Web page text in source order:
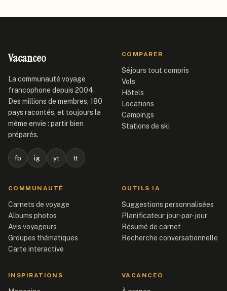
Vacanceo
La communauté voyage
francophone depuis 2004.
Des millions de membres, 180
pays racontés, et toujours la
même envie : partir bien
préparés.
fb ig yt tt
COMPARER
Séjours tout compris
Vols
Hôtels
Locations
Campings
Stations de ski
COMMUNAUTÉ
Carnets de voyage
Albums photos
Avis voyageurs
Groupes thématiques
Carte interactive
OUTILS IA
Suggestions personnalisées
Planificateur jour-par-jour
Résumé de carnet
Recherche conversationnelle
INSPIRATIONS VACANCEO